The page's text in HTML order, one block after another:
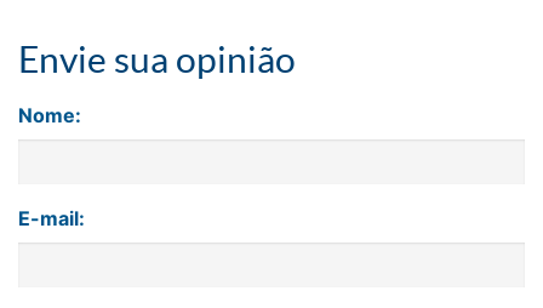
Envie sua opinião
Nome:
E-mail: